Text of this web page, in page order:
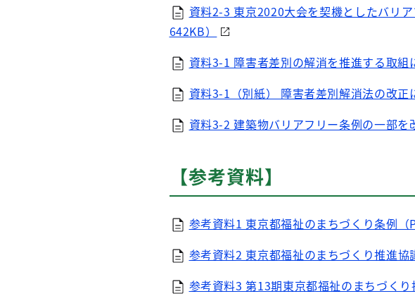
資料2-3 東京2020大会を契機としたバリ
642KB）
資料3-1 障害者差別の解消を推進する取組
資料3-1（別紙） 障害者差別解消法の改正
資料3-2 建築物バリアフリー条例の一部を
【参考資料】
参考資料1 東京都福祉のまちづくり条例（
参考資料2 東京都福祉のまちづくり推進協
参考資料3 第13期東京都福祉のまちづくり